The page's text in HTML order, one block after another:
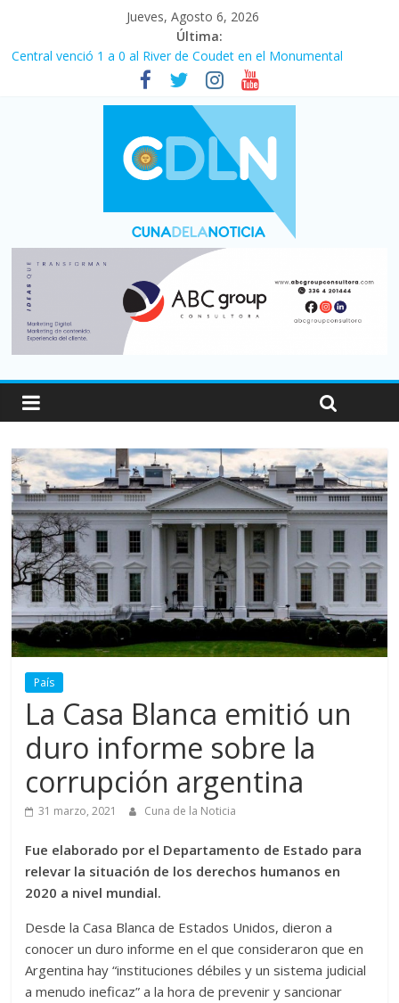
Jueves, Agosto 6, 2026
Última:
Central venció 1 a 0 al River de Coudet en el Monumental
La morosidad alcanzó su nivel más alto en dos décadas y ya
afecta a 400 mil deudores en Santa Fe
Desde que asumió Milei cerraron 41.000 kioscos: el sector
denuncia crisis como en 2001
Vacaciones de invierno con más movimiento y consumo
turístico: 4,6 millones de personas viajaron por el país, un 5,9%
Fuerte caída de la venta de autos usados en julio: bajó un 12,6%
País
La Casa Blanca emitió un
duro informe sobre la
corrupción argentina
31 marzo, 2021 Cuna de la Noticia
Fue elaborado por el Departamento de Estado para
relevar la situación de los derechos humanos en
2020 a nivel mundial.
Desde la Casa Blanca de Estados Unidos, dieron a
conocer un duro informe en el que consideraron que en
Argentina hay “instituciones débiles y un sistema judicial
a menudo ineficaz” a la hora de prevenir y sancionar